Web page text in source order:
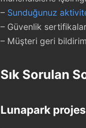
– Sunduğunuz
– Güvenlik
– Müşteri geri
Sık Sorulan
Lunapark